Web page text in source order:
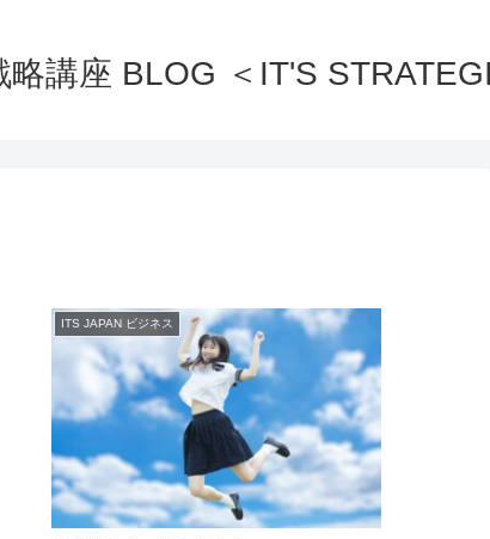
講座 BLOG ＜IT'S
ITS JAPAN ビジネス